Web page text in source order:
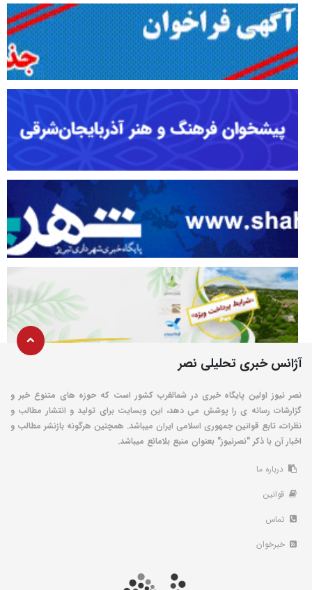
آژانس خبری تحلیلی نصر
نصر نیوز اولین پایگاه خبری در شمالغرب کشور است که حوزه های متنوع خبر و
گزارشات رسانه ی را پوشش می دهد، این وبسایت برای تولید و انتشار مطالب و
نظرات، تابع قوانین جمهوری اسلامی ایران میباشد. همچنین هرگونه بازنشر مطالب و
اخبار آن با ذکر "نصرنیوز" بعنوان منبع بلامانع میباشد.
درباره ما
قوانین
تماس
خبرخوان